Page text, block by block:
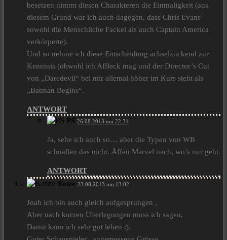
besetzen nimmt diesen Charakteren die Einmaligkeit (aus
diesem Grund war ich auch dagegen, dass Chris Evans
sowohl die Menschliche Fackel als auch Captain America
verkörperte).
Und so nehme ich diese Entscheidung achselzuckend zur
Kenntnis (obwohl ich Affleck mag und der Director’s Cut
von „Daredevil“ bei mir allemal höher im Kurs steht als
„Batman Begins“.
ANTWORT
PS 26.08.2013 um 22:31
Ja, sehe ich auch so… aber die Typen von WB
schnallen das nicht. Äffen Marvel nach, wo’s nur geht.
ANTWORT
Katze 23.08.2013 um 13:02
Joah ich bin auch gleich aufgesprungen ,
Aber nach kurzen Überlegungen muss ich sagen,
Damit kann ich sehr gut leben :).